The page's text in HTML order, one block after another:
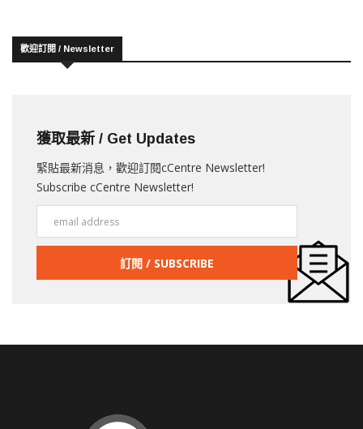
歡迎訂閱 / Newsletter
獲取最新 / Get Updates
緊貼最新消息，歡迎訂閱cCentre Newsletter!
Subscribe cCentre Newsletter!